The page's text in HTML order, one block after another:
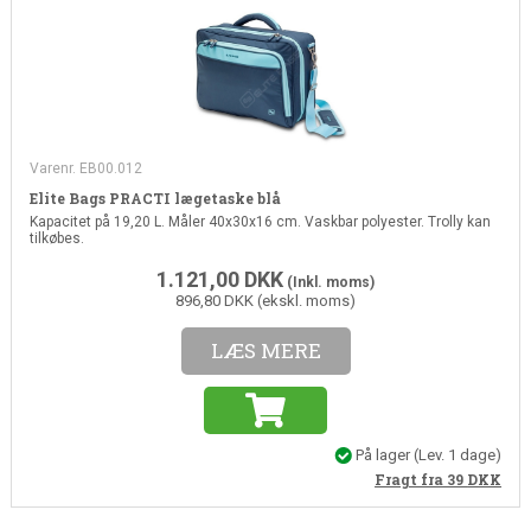
Varenr. EB00.012
Elite Bags PRACTI lægetaske blå
Kapacitet på 19,20 L. Måler 40x30x16 cm. Vaskbar polyester. Trolly kan
tilkøbes.
1.121,00 DKK (Inkl. moms)
896,80 DKK (ekskl. moms)
LÆS MERE
På lager(Lev. 1 dage)
Fragt fra 39 DKK